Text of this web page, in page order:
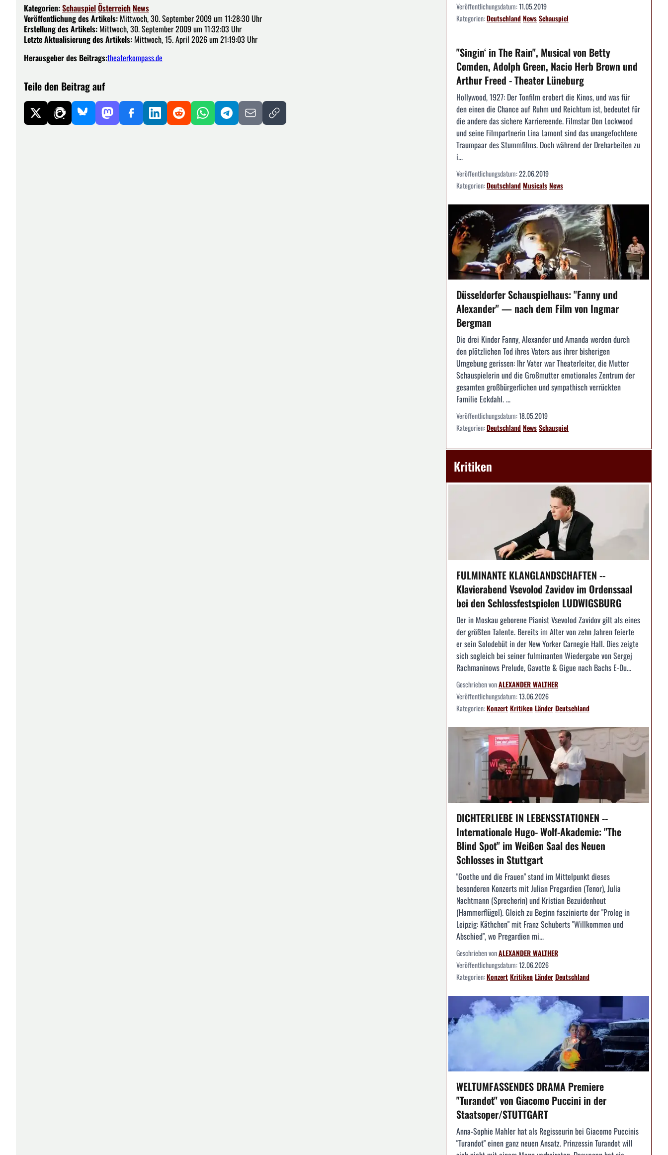
Kategorien:SchauspielÖsterreich News
Veröffentlichung des Artikels: Mittwoch, 30. September 2009 um 11:28:30 Uhr
Erstellung des Artikels: Mittwoch, 30. September 2009 um 11:32:03 Uhr
Letzte Aktualisierung des Artikels: Mittwoch, 15. April 2026 um 21:19:03 Uhr
Herausgeber des Beitrags:theaterkompass.de
Teile den Beitrag auf
Veröffentlichungsdatum:11.05.2019
Kategorien:DeutschlandNewsSchauspiel
"Singin‘ in The Rain", Musical von Betty
Comden, Adolph Green, Nacio Herb Brown und
Arthur Freed - Theater Lüneburg
Hollywood, 1927: Der Tonfilm erobert die Kinos, und was für
den einen die Chance auf Ruhm und Reichtum ist, bedeutet für
die andere das sichere Karriereende. Filmstar Don Lockwood
und seine Filmpartnerin Lina Lamont sind das unangefochtene
Traumpaar des Stummfilms. Doch während der Dreharbeiten zu
i...
Veröffentlichungsdatum:22.06.2019
Kategorien:DeutschlandMusicalsNews
Düsseldorfer Schauspielhaus: "Fanny und
Alexander" — nach dem Film von Ingmar
Bergman
Die drei Kinder Fanny, Alexander und Amanda werden durch
den plötzlichen Tod ihres Vaters aus ihrer bisherigen
Umgebung gerissen: Ihr Vater war Theaterleiter, die Mutter
Schauspielerin und die Großmutter emotionales Zentrum der
gesamten großbürgerlichen und sympathisch verrückten
Familie Eckdahl. ...
Veröffentlichungsdatum:18.05.2019
Kategorien:DeutschlandNewsSchauspiel
Kritiken
FULMINANTE KLANGLANDSCHAFTEN --
Klavierabend Vsevolod Zavidov im Ordenssaal
bei den Schlossfestspielen LUDWIGSBURG
Der in Moskau geborene Pianist Vsevolod Zavidov gilt als eines
der größten Talente. Bereits im Alter von zehn Jahren feierte
er sein Solodebüt in der New Yorker Carnegie Hall. Dies zeigte
sich sogleich bei seiner fulminanten Wiedergabe von Sergej
Rachmaninows Prelude, Gavotte & Gigue nach Bachs E-Du...
Geschrieben vonALEXANDER WALTHER
Veröffentlichungsdatum:13.06.2026
Kategorien:KonzertKritikenLänderDeutschland
DICHTERLIEBE IN LEBENSSTATIONEN --
Internationale Hugo- Wolf-Akademie: "The
Blind Spot" im Weißen Saal des Neuen
Schlosses in Stuttgart
"Goethe und die Frauen" stand im Mittelpunkt dieses
besonderen Konzerts mit Julian Pregardien (Tenor), Julia
Nachtmann (Sprecherin) und Kristian Bezuidenhout
(Hammerflügel). Gleich zu Beginn faszinierte der "Prolog in
Leipzig: Käthchen" mit Franz Schuberts "Willkommen und
Abschied", wo Pregardien mi...
Geschrieben vonALEXANDER WALTHER
Veröffentlichungsdatum:12.06.2026
Kategorien:KonzertKritikenLänderDeutschland
WELTUMFASSENDES DRAMA Premiere
"Turandot" von Giacomo Puccini in der
Staatsoper/STUTTGART
Anna-Sophie Mahler hat als Regisseurin bei Giacomo Puccinis
"Turandot" einen ganz neuen Ansatz. Prinzessin Turandot will